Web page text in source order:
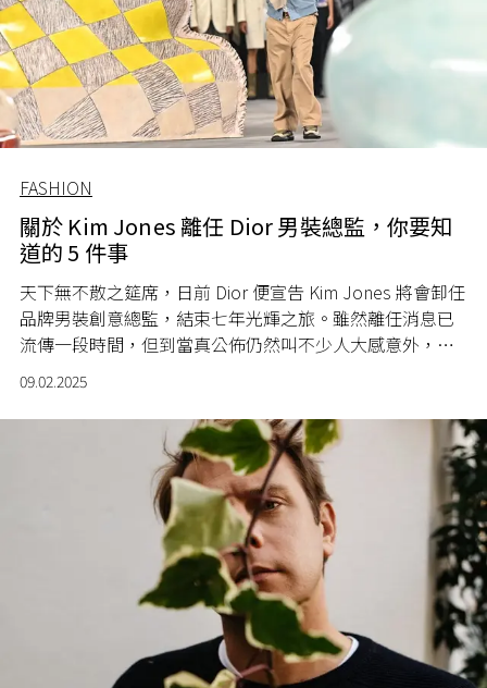
FASHION
關於 Kim Jones 離任 Dior 男裝總監，你要知
道的 5 件事
天下無不散之筵席，日前 Dior 便宣告 Kim Jones 將會卸任
品牌男裝創意總監，結束七年光輝之旅。雖然離任消息已
流傳一段時間，但到當真公佈仍然叫不少人大感意外，只
年間 Kim Jones 為 Dior 打造過甚麼？他的離開又有甚麼啟
示？現在不妨回顧兼展望一下吧。
09.02.2025